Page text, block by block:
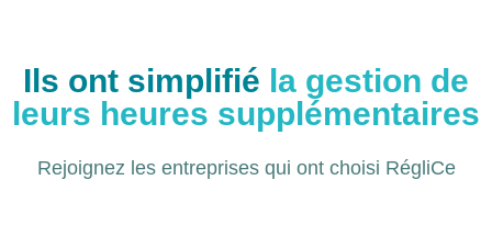
Ils ont simplifié la gestion de
leurs heures supplémentaires
Rejoignez les entreprises qui ont choisi RégliCe